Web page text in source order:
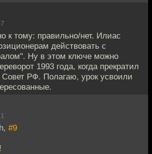
к тому: правильно/нет. Илиас
действовать с
Ну в этом ключе можно
1993 года, когда прекратил
РФ. Полагаю, урок усвоили
#9